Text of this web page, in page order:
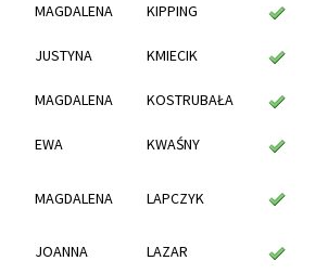
MAGDALENA KIPPING
JUSTYNA KMIECIK
MAGDALENA KOSTRUBAŁA
EWA KWAŚNY
MAGDALENA LAPCZYK
JOANNA LAZAR